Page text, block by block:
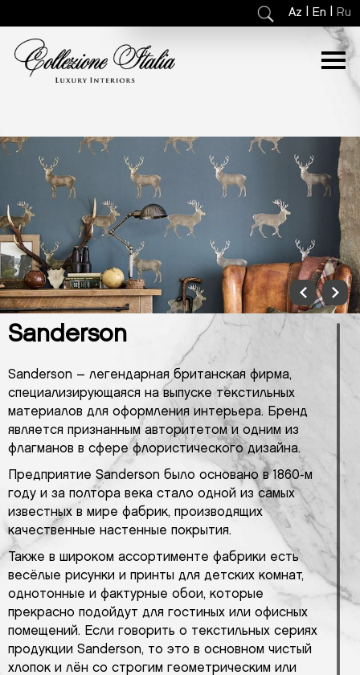
Az En Ru
Sanderson
Sanderson – легендарная британская фирма,
специализирующаяся на выпуске текстильных
материалов для оформления интерьера. Бренд
является признанным авторитетом и одним из
флагманов в сфере флористического дизайна.
Предприятие Sanderson было основано в 1860-м
году и за полтора века стало одной из самых
известных в мире фабрик, производящих
качественные настенные покрытия.
Также в широком ассортименте фабрики есть
весёлые рисунки и принты для детских комнат,
однотонные и фактурные обои, которые
прекрасно подойдут для гостиных или офисных
помещений. Если говорить о текстильных сериях
продукции Sanderson, то это в основном чистый
хлопок и лён со строгим геометрическим или